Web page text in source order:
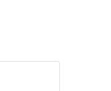
Sie auf, mit Pfeil